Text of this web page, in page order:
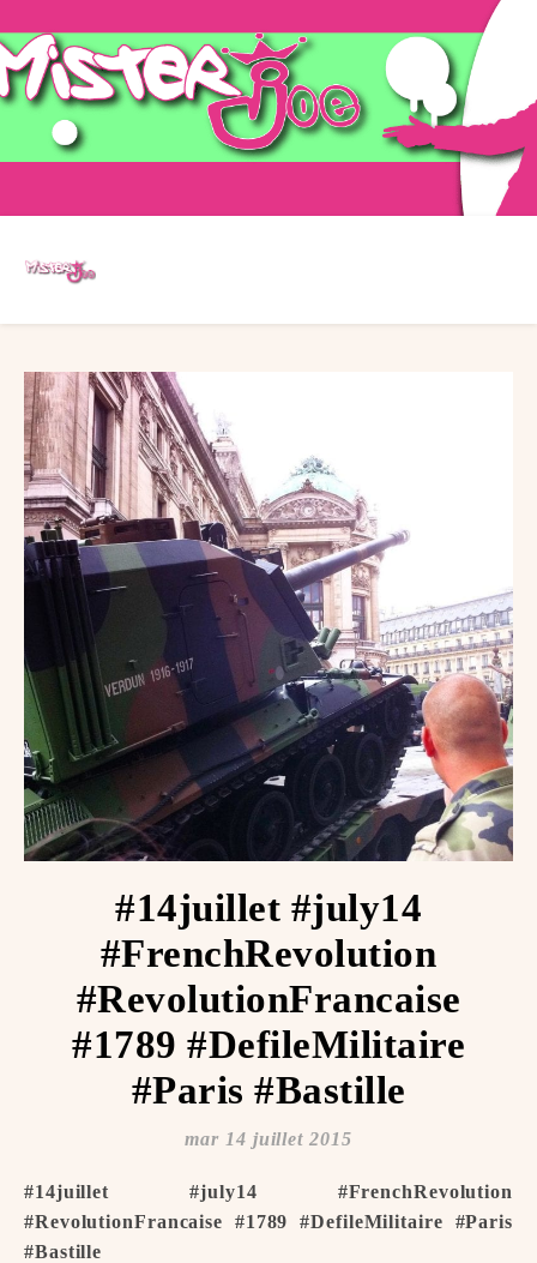
#14juillet #july14
#FrenchRevolution
#RevolutionFrancaise
#1789 #DefileMilitaire
#Paris #Bastille
mar 14 juillet 2015
#14juillet #july14 #FrenchRevolution
#RevolutionFrancaise #1789 #DefileMilitaire #Paris
#Bastille